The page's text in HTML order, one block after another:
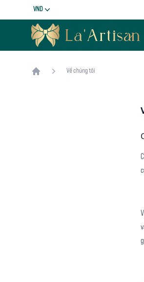
Tiền tệ
VND
La'Artisan
Về chúng tôi